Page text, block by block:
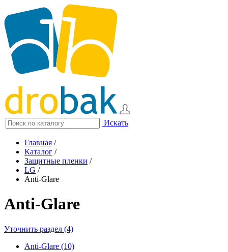
Искать
Главная /
Каталог /
Защитные пленки /
LG /
Anti-Glare
Anti-Glare
Уточнить раздел (4)
Anti-Glare (10)